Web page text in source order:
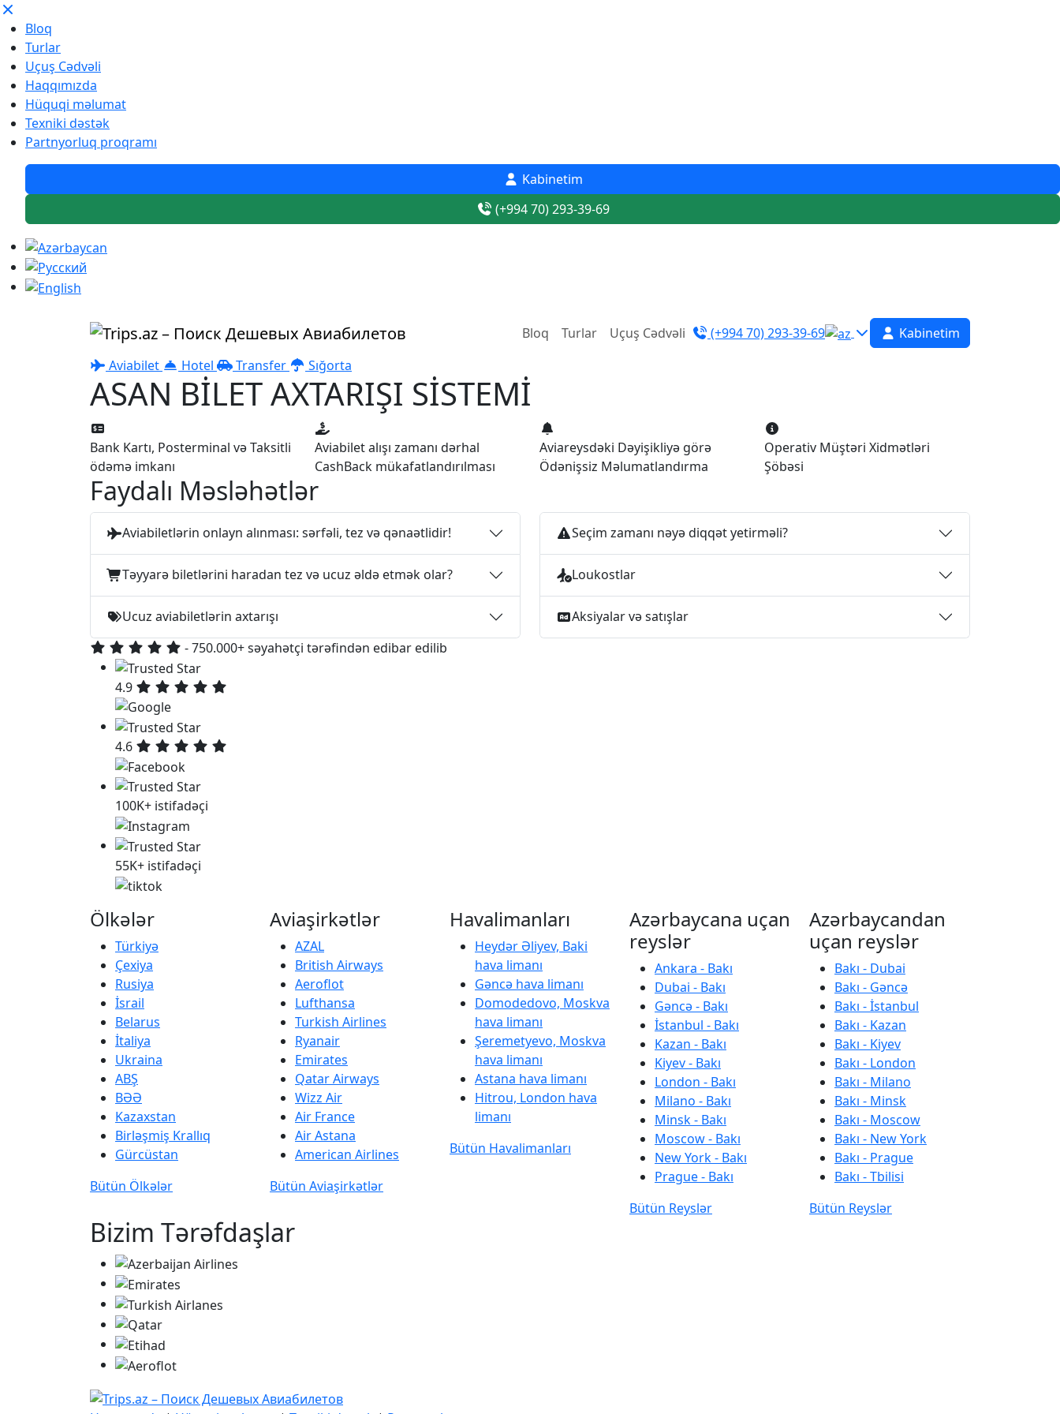
Bloq
Turlar
Uçuş Cədvəli
Haqqımızda
Hüquqi məlumat
Texniki dəstək
Partnyorluq proqramı
Kabinetim
(+994 70) 293-39-69
Bloq Turlar Uçuş Cədvəli (+994 70) 293-39-69
Kabinetim
Aviabilet
Hotel Transfer Sığorta
ASAN BİLET AXTARIŞI SİSTEMİ
Bank Kartı, Posterminal və Taksitli
ödəmə imkanı
Aviabilet alışı zamanı dərhal
CashBack mükafatlandırılması
Aviareysdəki Dəyişikliyə görə
Ödənişsiz Məlumatlandırma
Operativ Müştəri Xidmətləri
Şöbəsi
Faydalı Məsləhətlər
Aviabiletlərin onlayn alınması: sərfəli, tez və qənaətlidir!
Təyyarə biletlərini haradan tez və ucuz əldə etmək olar?
Ucuz aviabiletlərin axtarışı
Seçim zamanı nəyə diqqət yetirməli?
Loukostlar
Aksiyalar və satışlar
- 750.000+ səyahətçi tərəfindən edibar edilib
4.9
4.6
100K+ istifadəçi
55K+ istifadəçi
Ölkələr
Türkiyə
Çexiya
Rusiya
İsrail
Belarus
İtaliya
Ukraina
ABŞ
BƏƏ
Kazaxstan
Birləşmiş Krallıq
Gürcüstan
Bütün Ölkələr
Aviaşirkətlər
AZAL
British Airways
Aeroflot
Lufthansa
Turkish Airlines
Ryanair
Emirates
Qatar Airways
Wizz Air
Air France
Air Astana
American Airlines
Bütün Aviaşirkətlər
Havalimanları
Heydər Əliyev, Baki
hava limanı
Gəncə hava limanı
Domodedovo, Moskva
hava limanı
Şeremetyevo, Moskva
hava limanı
Astana hava limanı
Hitrou, London hava
limanı
Bütün Havalimanları
Azərbaycana uçan
reyslər
Ankara - Bakı
Dubai - Bakı
Gəncə - Bakı
İstanbul - Bakı
Kazan - Bakı
Kiyev - Bakı
London - Bakı
Milano - Bakı
Minsk - Bakı
Moscow - Bakı
New York - Bakı
Prague - Bakı
Bütün Reyslər
Azərbaycandan
uçan reyslər
Bakı - Dubai
Bakı - Gəncə
Bakı - İstanbul
Bakı - Kazan
Bakı - Kiyev
Bakı - London
Bakı - Milano
Bakı - Minsk
Bakı - Moscow
Bakı - New York
Bakı - Prague
Bakı - Tbilisi
Bütün Reyslər
Bizim Tərəfdaşlar